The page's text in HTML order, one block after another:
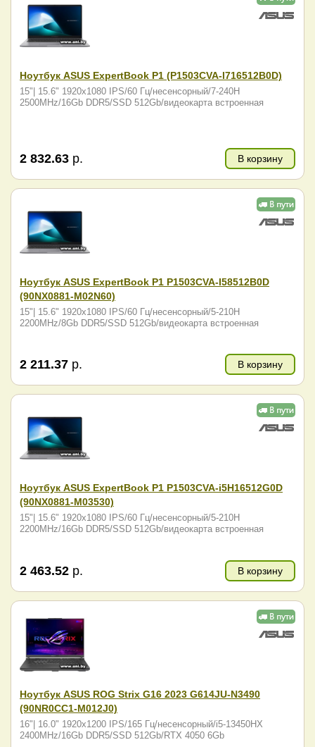
Ноутбук ASUS ExpertBook P1 (P1503CVA-I716512B0D)
15"| 15.6" 1920x1080 IPS/60 Гц/несенсорный/7-240H
2500MHz/16Gb DDR5/SSD 512Gb/видеокарта встроенная
2 832.63 р. В корзину
Ноутбук ASUS ExpertBook P1 P1503CVA-I58512B0D
(90NX0881-M02N60)
15"| 15.6" 1920x1080 IPS/60 Гц/несенсорный/5-210H
2200MHz/8Gb DDR5/SSD 512Gb/видеокарта встроенная
2 211.37 р. В корзину
Ноутбук ASUS ExpertBook P1 P1503CVA-i5H16512G0D
(90NX0881-M03530)
15"| 15.6" 1920x1080 IPS/60 Гц/несенсорный/5-210H
2200MHz/16Gb DDR5/SSD 512Gb/видеокарта встроенная
2 463.52 р. В корзину
Ноутбук ASUS ROG Strix G16 2023 G614JU-N3490
(90NR0CC1-M012J0)
16"| 16.0" 1920x1200 IPS/165 Гц/несенсорный/i5-13450HX
2400MHz/16Gb DDR5/SSD 512Gb/RTX 4050 6Gb